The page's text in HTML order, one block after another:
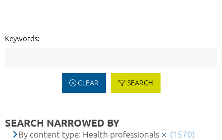
Keywords:
CLEAR SEARCH
SEARCH NARROWED BY
By content type: Health professionals (1570)